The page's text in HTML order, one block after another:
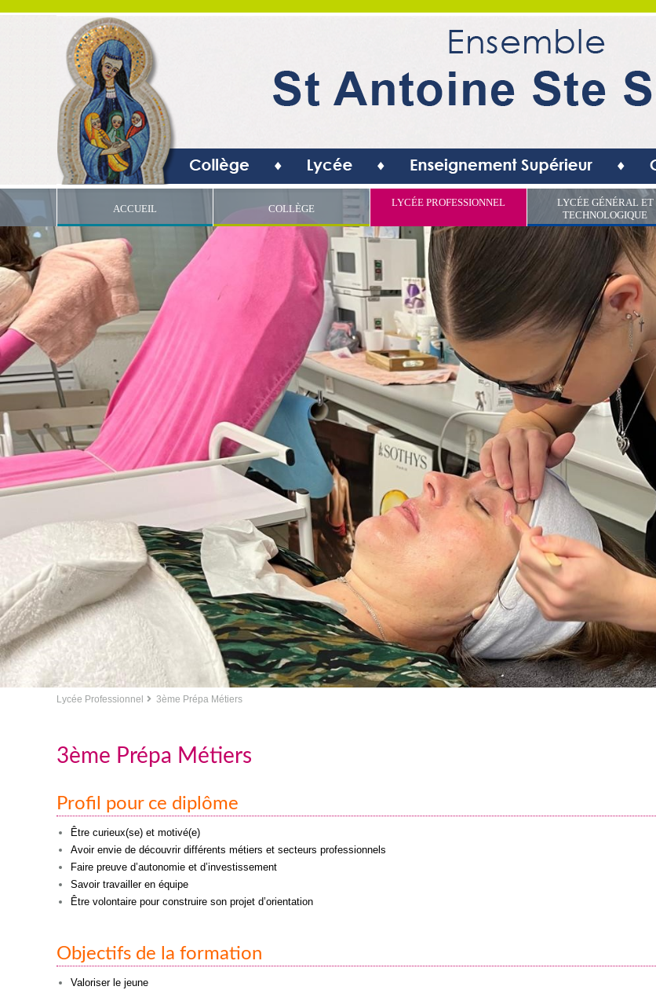
ACCUEIL COLLÈGE
LYCÉE PROFESSIONNEL
LYCÉE GÉNÉRAL ET
TECHNOLOGIQUE
Lycée Professionnel 3ème Prépa Métiers
3ème Prépa Métiers
Profil pour ce diplôme
Être curieux(se) et motivé(e)
Avoir envie de découvrir différents métiers et secteurs professionnels
Faire preuve d’autonomie et d’investissement
Savoir travailler en équipe
Être volontaire pour construire son projet d’orientation
Objectifs de la formation
Valoriser le jeune